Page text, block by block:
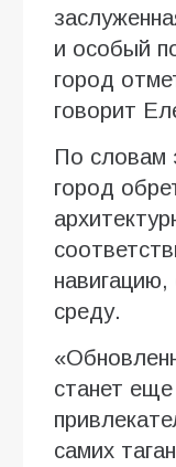
и особый
город
говорит
По словам
город
среду.
станет
самих